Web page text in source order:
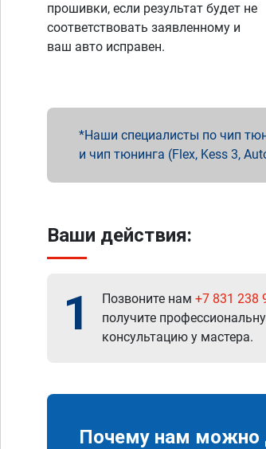
прошивки, если результат будет не
соответствовать заявленному и
ваш авто исправен.
Наши специалисты по чип
и чип тюнинга (Flex, Kess 3,
Ваши действия:
1 Позвоните нам +7 831 238
получите
консультацию у мастера.
Почему нам можно